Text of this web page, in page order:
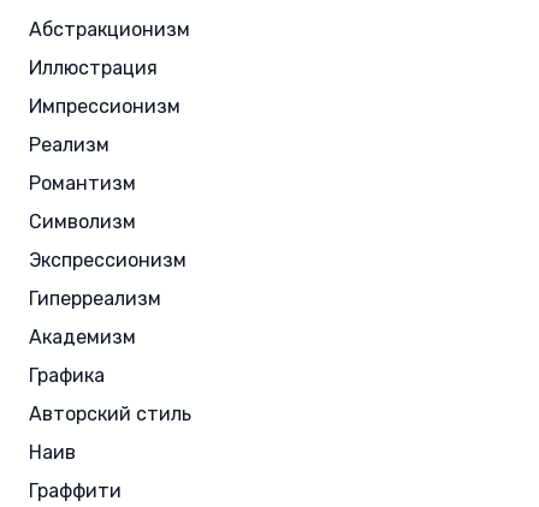
Абстракционизм
Иллюстрация
Импрессионизм
Реализм
Романтизм
Символизм
Экспрессионизм
Гиперреализм
Академизм
Графика
Авторский стиль
Наив
Граффити